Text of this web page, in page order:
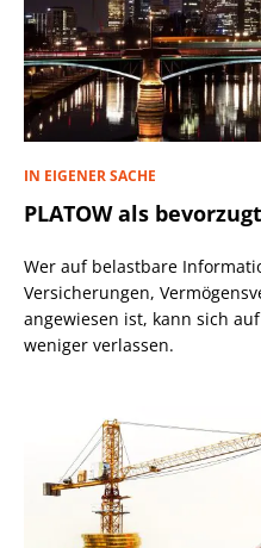
IN EIGENER SACHE
PLATOW als
Wer auf belastbare
Versicherungen,
angewiesen ist, kann sich
weniger verlassen.